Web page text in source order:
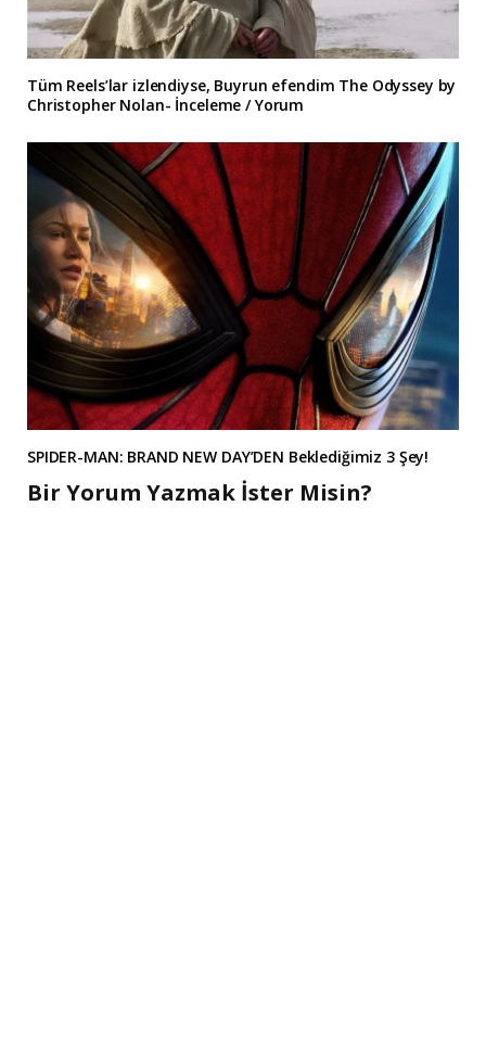
Tüm Reels’lar izlendiyse, Buyrun efendim The Odyssey by
Christopher Nolan- İnceleme / Yorum
SPIDER-MAN: BRAND NEW DAY’DEN Beklediğimiz 3 Şey!
Bir Yorum Yazmak İster Misin?